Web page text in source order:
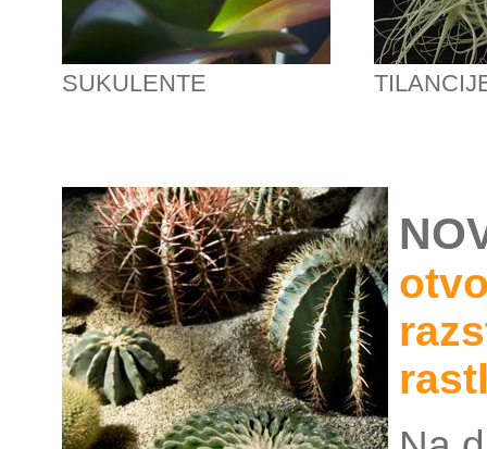
SUKULENTE